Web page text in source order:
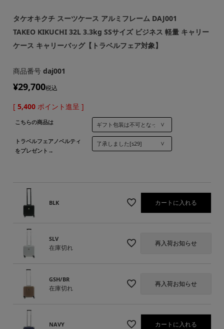
タケオキクチ スーツケース アルミフレーム DAJ001
TAKEO KIKUCHI 32L 3.3kg SSサイズ ビジネス 軽量 キャリー
ケース キャリーバッグ【トラベルフェア対象】
商品番号 daj001
¥29,700税込
[ 5,400 ポイント進呈 ]
こちらの商品は
トラベルフェアノベルティ
をプレゼント→
BLK カートに入れる
SLV
在庫切れ
再入荷お知らせ
GSH/BR
在庫切れ
再入荷お知らせ
NAVY カートに入れる